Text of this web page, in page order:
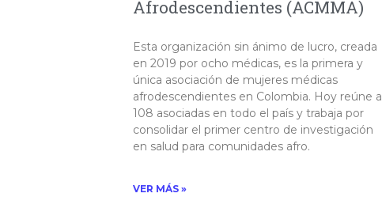
Afrodescendientes (ACMMA)
Esta organización sin ánimo de lucro, creada
en 2019 por ocho médicas, es la primera y
única asociación de mujeres médicas
afrodescendientes en Colombia. Hoy reúne a
108 asociadas en todo el país y trabaja por
consolidar el primer centro de investigación
en salud para comunidades afro.
VER MÁS »